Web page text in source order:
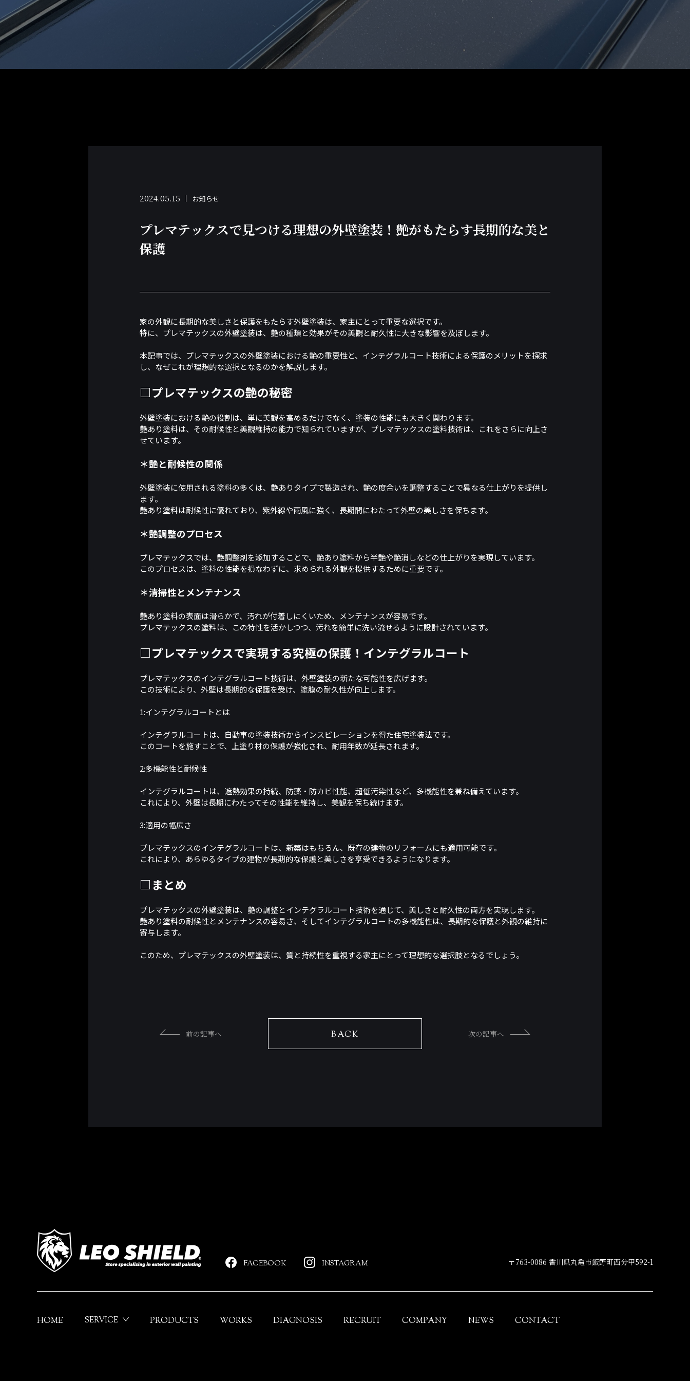
2024.05.15 お知らせ
プレマテックスで見つける理想の外壁塗装！艶がもたらす長期的な美と
保護
家の外観に長期的な美しさと保護をもたらす外壁塗装は、家主にとって重要な選択です。
特に、プレマテックスの外壁塗装は、艶の種類と効果がその美観と耐久性に大きな影響を及ぼします。
本記事では、プレマテックスの外壁塗装における艶の重要性と、インテグラルコート技術による保護のメリットを探求
し、なぜこれが理想的な選択となるのかを解説します。
□プレマテックスの艶の秘密
外壁塗装における艶の役割は、単に美観を高めるだけでなく、塗装の性能にも大きく関わります。
艶あり塗料は、その耐候性と美観維持の能力で知られていますが、プレマテックスの塗料技術は、これをさらに向上さ
せています。
＊艶と耐候性の関係
外壁塗装に使用される塗料の多くは、艶ありタイプで製造され、艶の度合いを調整することで異なる仕上がりを提供し
ます。
艶あり塗料は耐候性に優れており、紫外線や雨風に強く、長期間にわたって外壁の美しさを保ちます。
＊艶調整のプロセス
プレマテックスでは、艶調整剤を添加することで、艶あり塗料から半艶や艶消しなどの仕上がりを実現しています。
このプロセスは、塗料の性能を損なわずに、求められる外観を提供するために重要です。
＊清掃性とメンテナンス
艶あり塗料の表面は滑らかで、汚れが付着しにくいため、メンテナンスが容易です。
プレマテックスの塗料は、この特性を活かしつつ、汚れを簡単に洗い流せるように設計されています。
□プレマテックスで実現する究極の保護！インテグラルコート
プレマテックスのインテグラルコート技術は、外壁塗装の新たな可能性を広げます。
この技術により、外壁は長期的な保護を受け、塗膜の耐久性が向上します。
1:インテグラルコートとは
インテグラルコートは、自動車の塗装技術からインスピレーションを得た住宅塗装法です。
このコートを施すことで、上塗り材の保護が強化され、耐用年数が延長されます。
2:多機能性と耐候性
インテグラルコートは、遮熱効果の持続、防藻・防カビ性能、超低汚染性など、多機能性を兼ね備えています。
これにより、外壁は長期にわたってその性能を維持し、美観を保ち続けます。
3:適用の幅広さ
プレマテックスのインテグラルコートは、新築はもちろん、既存の建物のリフォームにも適用可能です。
これにより、あらゆるタイプの建物が長期的な保護と美しさを享受できるようになります。
□まとめ
プレマテックスの外壁塗装は、艶の調整とインテグラルコート技術を通じて、美しさと耐久性の両方を実現します。
艶あり塗料の耐候性とメンテナンスの容易さ、そしてインテグラルコートの多機能性は、長期的な保護と外観の維持に
寄与します。
このため、プレマテックスの外壁塗装は、質と持続性を重視する家主にとって理想的な選択肢となるでしょう。
前の記事へ BACK 次の記事へ
FACEBOOK INSTAGRAM 〒763-0086 香川県丸亀市飯野町西分甲592-1
HOME SERVICE PRODUCTS WORKS DIAGNOSIS RECRUIT COMPANY NEWS CONTACT